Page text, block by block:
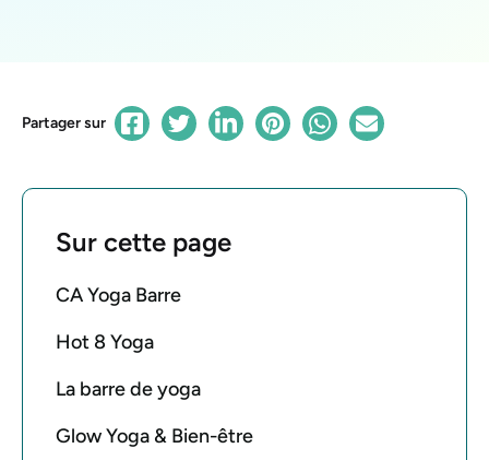
Partager sur
Sur cette page
CA Yoga Barre
Hot 8 Yoga
La barre de yoga
Glow Yoga & Bien-être